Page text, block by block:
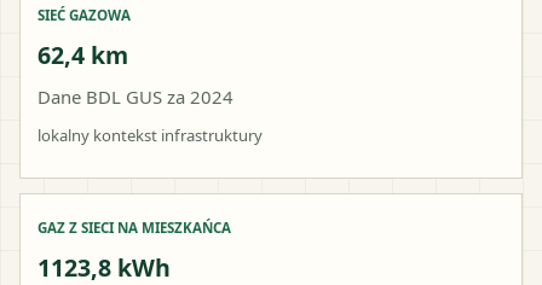
SIEĆ GAZOWA
62,4 km
Dane BDL GUS za 2024
lokalny kontekst infrastruktury
GAZ Z SIECI NA MIESZKAŃCA
1123,8 kWh